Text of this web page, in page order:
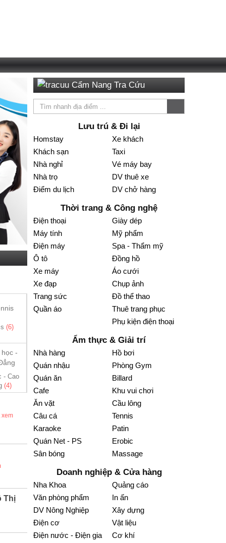
(6)
- Cao
(4)
Cafe(202)
(123)
Mỹ phẩm(9)
Nội thất - Trang
Thị
Cẩm Nang Tra Cứu
Lưu trú & Đi lại
Homstay
Khách sạn
Nhà nghỉ
Nhà trọ
Điểm du lịch
Xe khách
Taxi
Vé máy bay
DV thuê xe
DV chở hàng
Thời trang & Công nghệ
Điện thoại
Máy tính
Điện máy
Ô tô
Xe máy
Xe đạp
Trang sức
Quần áo
Giày dép
Mỹ phẩm
Spa - Thẩm mỹ
Đồng hồ
Áo cưới
Chụp ảnh
Đồ thể thao
Thuê trang phục
Phụ kiện điện thoại
Ẩm thực & Giải trí
Nhà hàng
Quán nhậu
Quán ăn
Cafe
Ăn vặt
Câu cá
Karaoke
Quán Net - PS
Sân bóng
Hồ bơi
Phòng Gym
Billard
Khu vui chơi
Cầu lông
Tennis
Patin
Erobic
Massage
Doanh nghiệp & Cửa hàng
Nha Khoa
Văn phòng phẩm
DV Nông Nghiệp
Điện cơ
Điện nước - Điện gia
Quảng cáo
In ấn
Xây dựng
Vật liệu
Cơ khí